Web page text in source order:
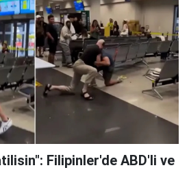
Filipinler'de ABD'li ve